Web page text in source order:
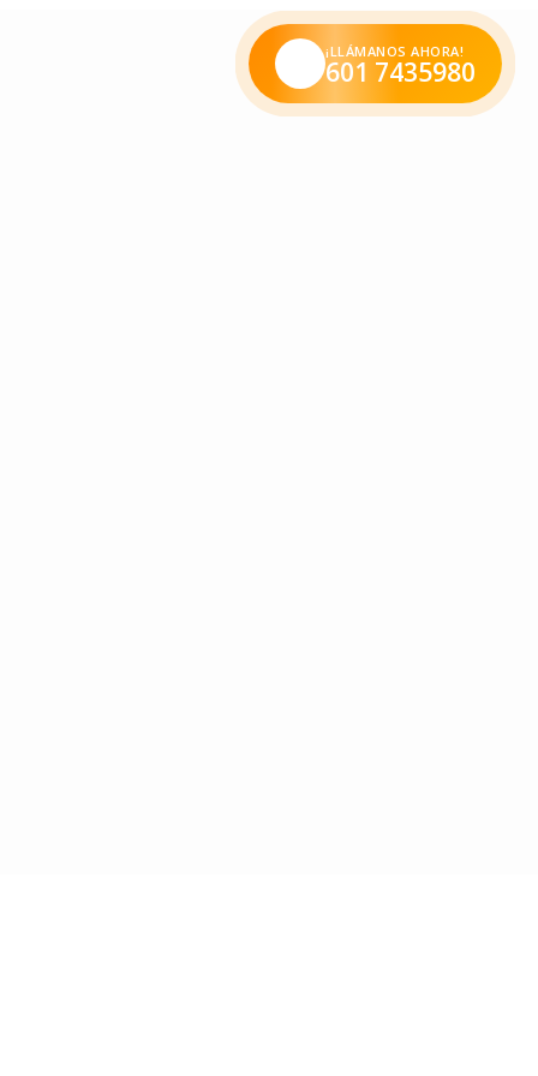
entusiasmo, nos permitieron vivir estas semanas el
de K3, K4 y K5; quienes ejercieron su derecho al
el JIS sigan llenos de alegría y aprendizaje.
fuerzas para dar vida de la mejor y más oportuna forma
¡LLÁMANOS AHORA!
601 7435980